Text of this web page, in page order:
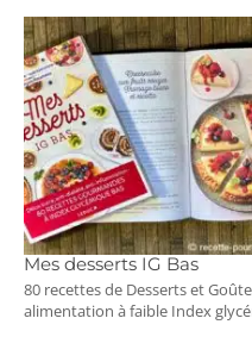
Mes desserts IG Bas
80 recettes de Desserts et
alimentation à faible Index